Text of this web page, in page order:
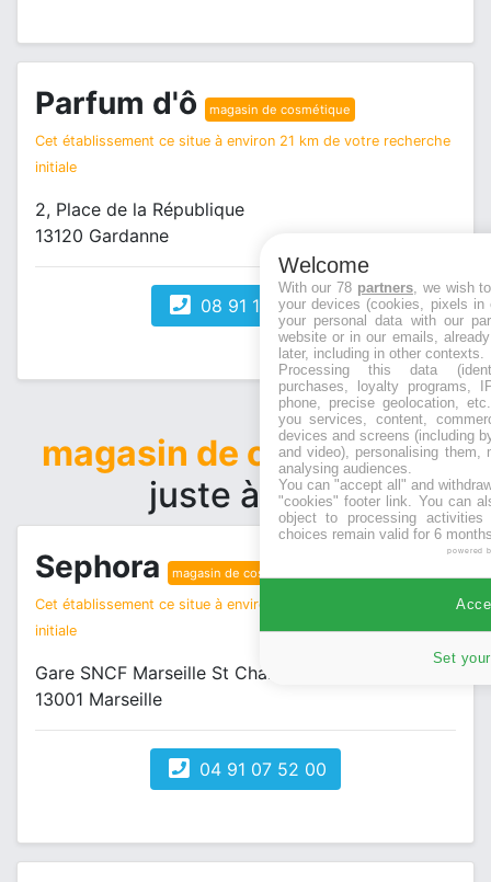
Parfum d'ô magasin de cosmétique
Cet établissement ce situe à environ 21 km de votre recherche
initiale
2, Place de la République
13120 Gardanne
08 91 16 84 90
magasin de cosmétique
juste à côté
Sephora magasin de cosmétique
Cet établissement ce situe à environ 0 km de votre recherche
initiale
Gare SNCF Marseille St Charles
13001 Marseille
04 91 07 52 00
Welcome
With our 78 partners, we wish
your devices (cookies, pixels
your personal data with our
website or in our emails,
later, including in other contexts.
Processing this data
purchases, loyalty programs,
phone, precise geolocation,
you services, content,
devices and screens (including
and video), personalising them,
analysing audiences.
You can "accept all" and
"cookies" footer link. You can
object to processing
choices remain valid for 6
powered
Set